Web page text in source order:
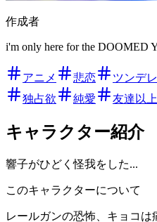
作成者
i'm only here for the DOOMED
アニメ 悲恋 ツンデレ
独占欲
純愛 友達以
キャラクター紹介
響子がひどく怪我をした...
このキャラクターについて
レールガンの恐怖、キョコ